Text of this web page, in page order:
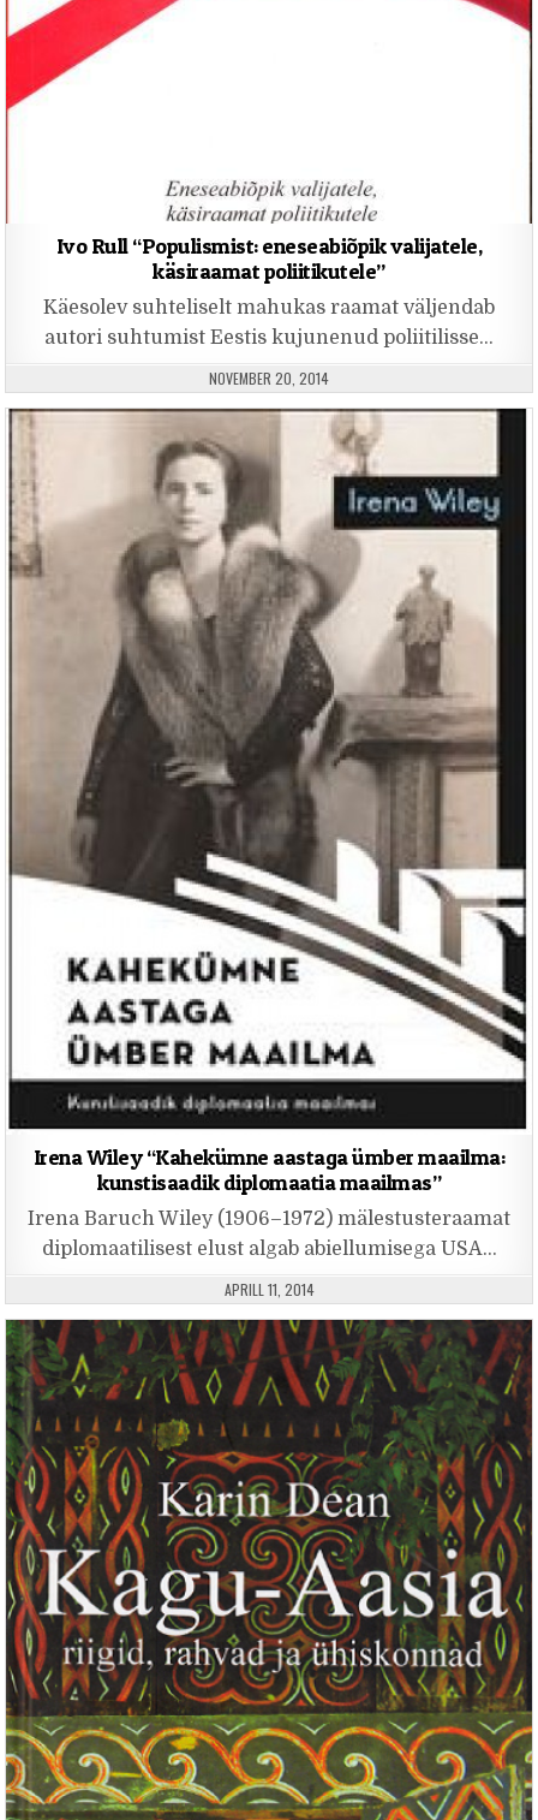
Ivo Rull “Populismist: eneseabiõpik valijatele,
käsiraamat poliitikutele”
Käesolev suhteliselt mahukas raamat väljendab
autori suhtumist Eestis kujunenud poliitilisse…
PUBLISHED DATE:
NOVEMBER 20, 2014
Irena Wiley “Kahekümne aastaga ümber maailma:
kunstisaadik diplomaatia maailmas”
Irena Baruch Wiley (1906–1972) mälestusteraamat
diplomaatilisest elust algab abiellumisega USA…
PUBLISHED DATE:
APRILL 11, 2014